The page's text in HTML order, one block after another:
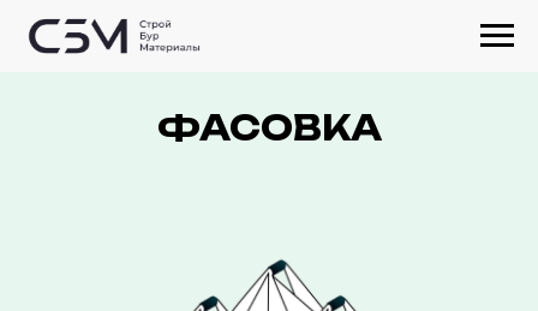
ФАСОВКА